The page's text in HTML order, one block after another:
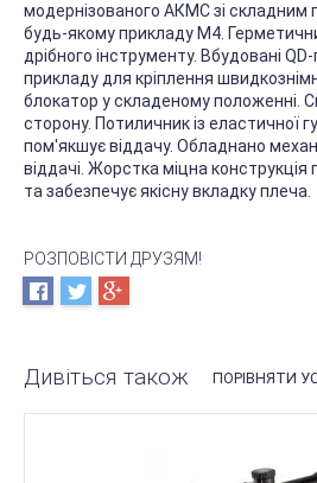
модернізованого АКМС зі складним
будь-якому прикладу M4.
дрібного інструменту. Вбудовані
прикладу для кріплення
блокатор у складеному положенні.
сторону. Потиличник із еластичної
пом'якшує віддачу. Обладнано
віддачі. Жорстка міцна
та забезпечує якісну вкладку плеча.
РОЗПОВІСТИ ДРУЗЯМ!
Дивіться також ПОРІВНЯТИ